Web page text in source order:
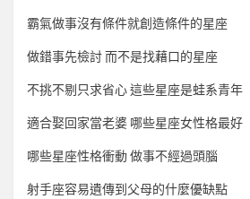
霸氣做事沒有條件就創造條件的星座
做錯事先檢討 而不是找藉口的星座
不挑不剔只求省心 這些星座是蛙系青年
適合娶回家當老婆 哪些星座女性格最好
哪些星座性格衝動 做事不經過頭腦
射手座容易遺傳到父母的什麼優缺點